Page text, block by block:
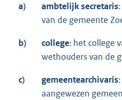
a) ambtelijk secretaris
van de gemeente
b) college: het college
wethouders van de
c) gemeentearchivaris
aangewezen